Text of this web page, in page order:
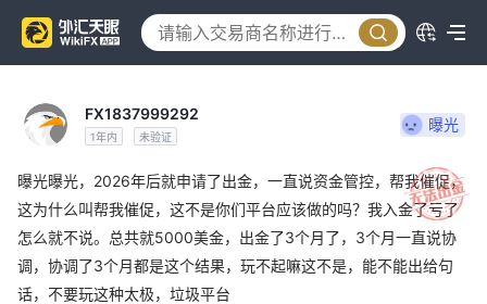
FX1837999292
1年内 未验证
曝光
曝光曝光，2026年后就申请了出金，一直说资金管控，帮我催促，
这为什么叫帮我催促，这不是你们平台应该做的吗？我入金了亏了
怎么就不说。总共就5000美金，出金了3个月了，3个月一直说协
调，协调了3个月都是这个结果，玩不起嘛这不是，能不能出给句
话，不要玩这种太极，垃圾平台